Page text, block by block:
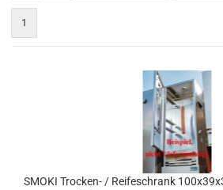
1
SMOKI Trocken- / Reifeschrank